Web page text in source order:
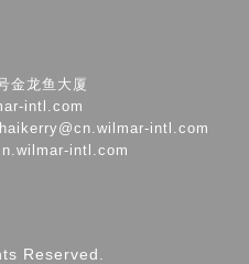
金龙鱼大厦
intl.com
intl.com
intl.com
Reserved.